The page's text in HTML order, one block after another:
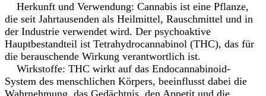
Herkunft und Verwendung: Cannabis ist eine Pflanze,
die seit Jahrtausenden als Heilmittel, Rauschmittel und in
der Industrie verwendet wird. Der psychoaktive
Hauptbestandteil ist Tetrahydrocannabinol (THC), das für
die berauschende Wirkung verantwortlich ist.
Wirkstoffe: THC wirkt auf das Endocannabinoid-
System des menschlichen Körpers, beeinflusst dabei die
Wahrnehmung, das Gedächtnis, den Appetit und die